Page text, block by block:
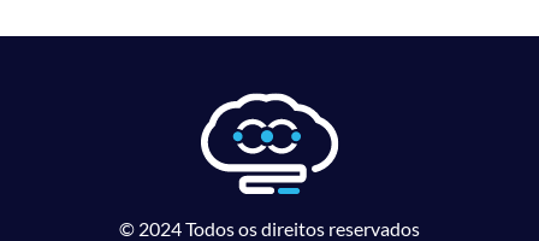
© 2024 Todos os direitos reservados